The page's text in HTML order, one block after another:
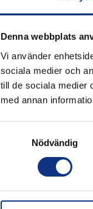
Denna webbplats
Vi använder
sociala medier och
till de sociala medier
med annan
Nödvändig